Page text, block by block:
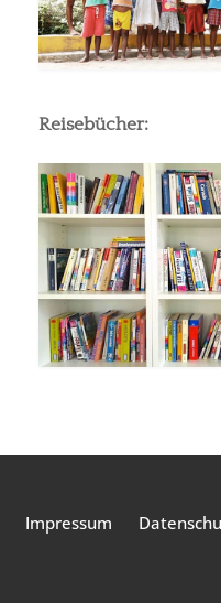
Reisebücher:
Impressum